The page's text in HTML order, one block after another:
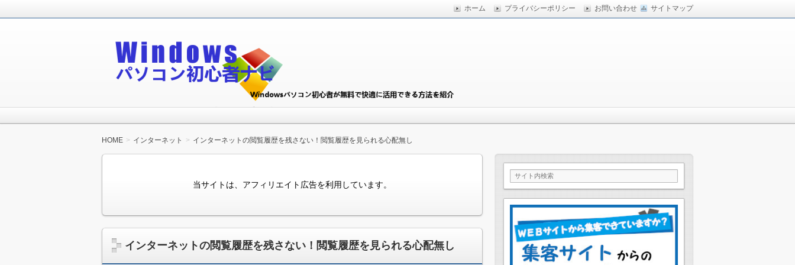
サイトマップ
ホーム プライバシーポリシー お問い合わせ
Windowsパソコン初心者ナビ
HOME インターネット インターネットの閲覧履歴を残さない！閲覧履歴を見られる心配無し
当サイトは、アフィリエイト広告を利用しています。
インターネットの閲覧履歴を残さない！閲覧履歴を見られる心配無し